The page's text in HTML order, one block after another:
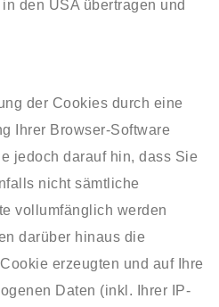
den USA übertragen und
der Cookies durch eine
Ihrer Browser-Software
jedoch darauf hin, dass Sie
nicht sämtliche
vollumfänglich werden
darüber hinaus die
erzeugten und auf Ihre
Daten (inkl. Ihrer IP-